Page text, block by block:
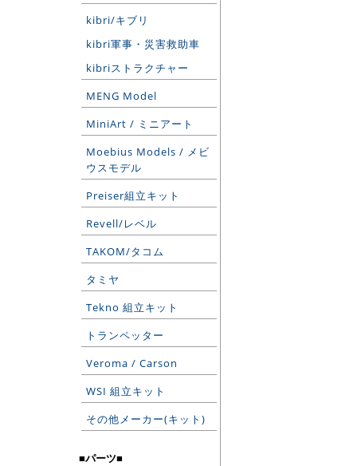
kibri/キブリ
kibri軍事・災害救助車
kibriストラクチャー
MENG Model
MiniArt / ミニアート
Moebius Models / メビ
ウスモデル
Preiser組立キット
Revell/レベル
TAKOM/タコム
タミヤ
Tekno 組立キット
トランペッター
Veroma / Carson
WSI 組立キット
その他メーカー(キット)
■パーツ■